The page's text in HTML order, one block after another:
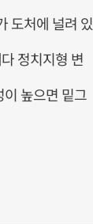
도처에 널려 있
정치지형 변
이 높으면 밑그